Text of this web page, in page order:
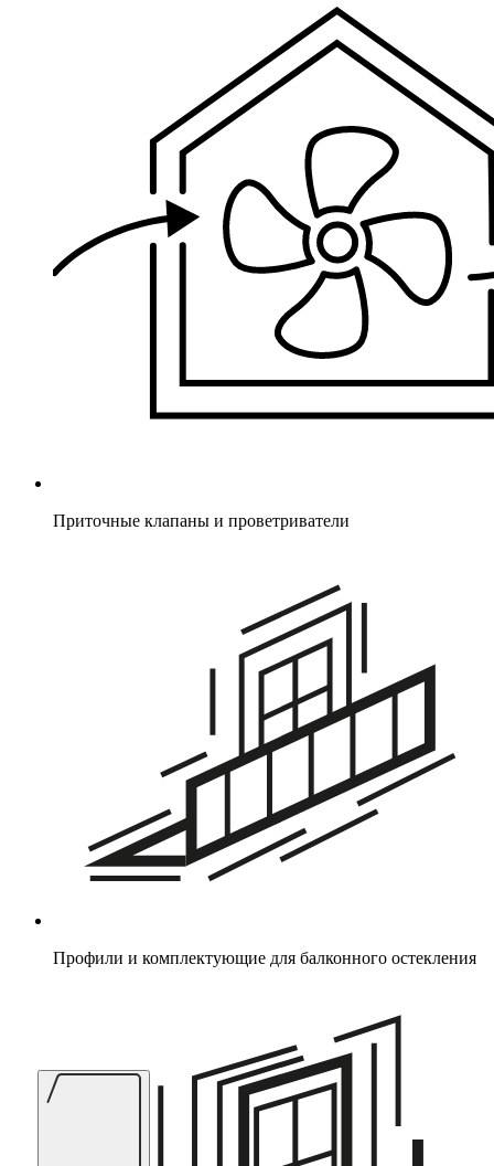
Приточные клапаны и проветриватели
Профили и комплектующие для балконного остекления